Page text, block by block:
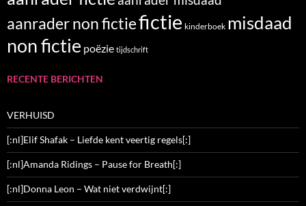
aanrader non fictiefictie kinderboek misdaad
non fictie poëzie tijdschrift
RECENTE BERICHTEN
VERHUISD
[:nl]Elif Shafak – Liefde kent veertig regels[:]
[:nl]Amanda Ridings – Pause for Breath[:]
[:nl]Donna Leon – Wat niet verdwijnt[:]